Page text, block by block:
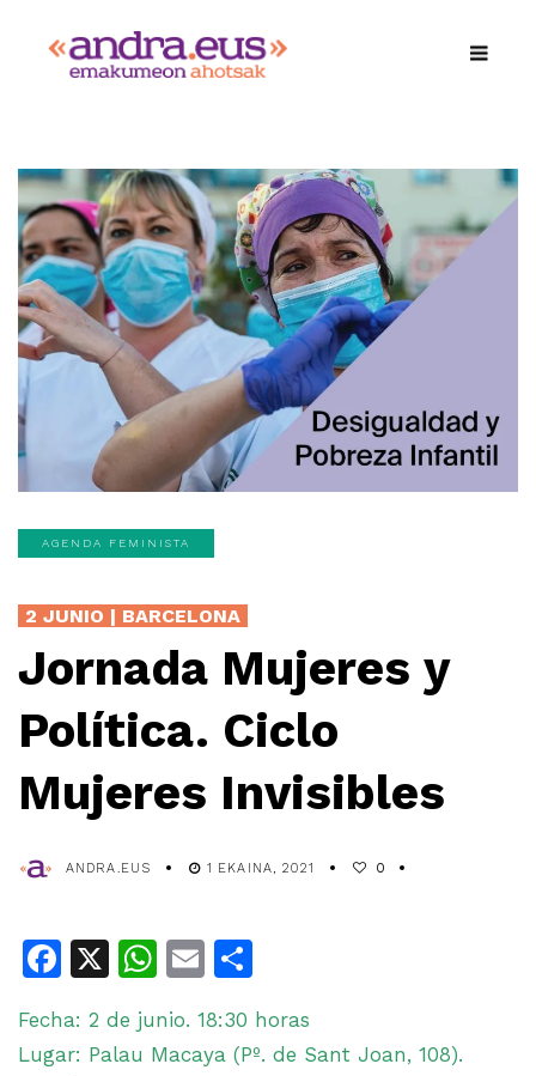
AGENDA FEMINISTA
2 JUNIO | BARCELONA
Jornada Mujeres y
Política. Ciclo
Mujeres Invisibles
ANDRA.EUS 1 EKAINA, 2021 0
Facebook
X WhatsApp
Email
Fecha: 2 de junio. 18:30 horas
Lugar: Palau Macaya (Pº. de Sant Joan, 108).